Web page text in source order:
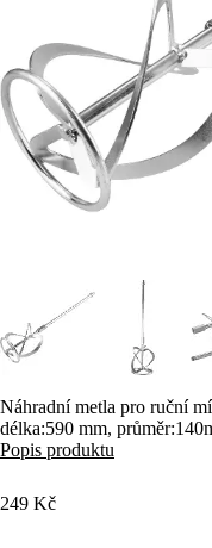
Náhradní metla pro ruční
délka:590 mm,
Popis produktu
249 Kč